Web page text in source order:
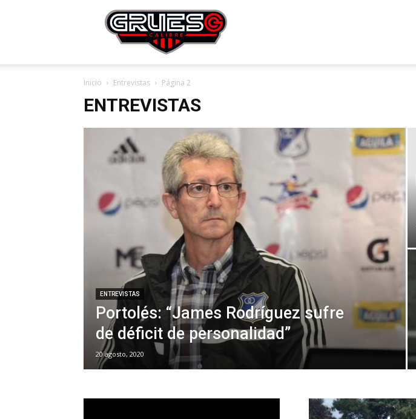
Inicio Entrevistas Página 2
ENTREVISTAS
ENTREVISTAS
Portolés: “James Rodríguez sufre
de déficit de personalidad”
20 agosto, 2020